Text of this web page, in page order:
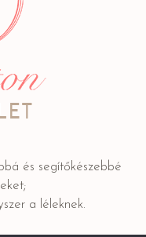
és segítőkészebbé
a léleknek.